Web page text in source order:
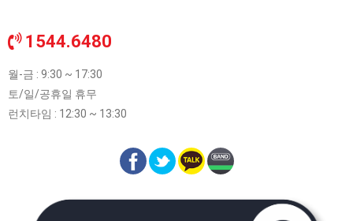
1544.6480
월-금 : 9:30 ~ 17:30
토/일/공휴일 휴무
런치타임 : 12:30 ~ 13:30